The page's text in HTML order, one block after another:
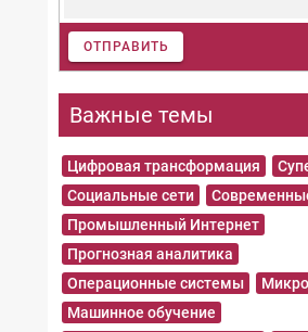
ОТПРАВИТЬ
Важные темы
Цифровая трансформация
Социальные сети
Промышленный Интернет
Прогнозная аналитика
Операционные системы
Машинное обучение